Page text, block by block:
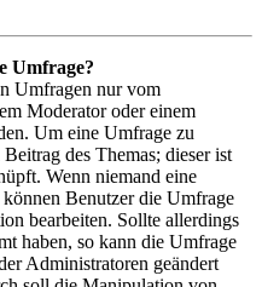
Umfrage?
Umfragen nur vom
Moderator oder einem
Um eine Umfrage zu
des Themas; dieser ist
Wenn niemand eine
Benutzer die Umfrage
bearbeiten. Sollte allerdings
haben, so kann die Umfrage
Administratoren geändert